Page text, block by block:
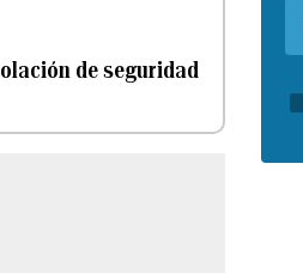
de seguridad